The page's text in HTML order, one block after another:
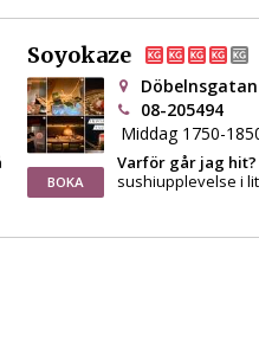
Soyokaze
BOKA
08-205494
Middag 1750-
Varför går jag hit?
sushiupplevelse i